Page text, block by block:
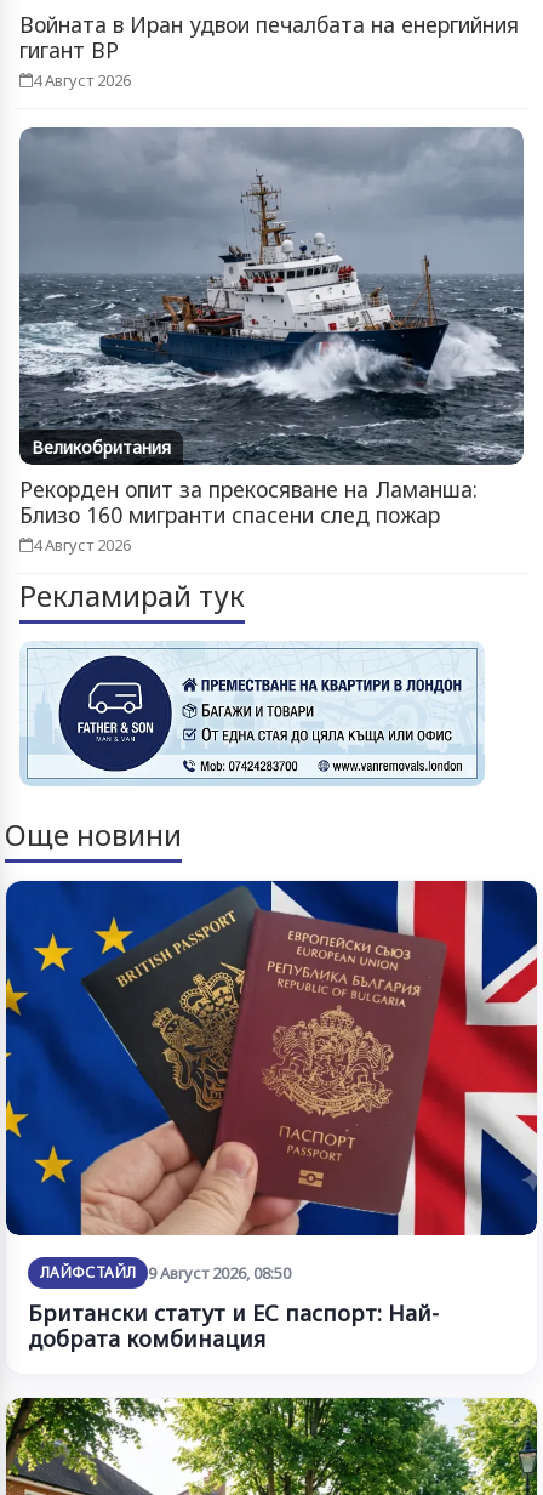
Войната в Иран удвои печалбата на енергийния
гигант BP
4 Август 2026
Великобритания
Рекорден опит за прекосяване на Ламанша:
Близо 160 мигранти спасени след пожар
4 Август 2026
Рекламирай тук
Още новини
ЛАЙФСТАЙЛ 9 Август 2026, 08:50
Британски статут и ЕС паспорт: Най-
добрата комбинация